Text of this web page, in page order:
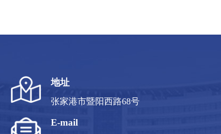
地址
张家港市暨阳西路68号
E-mail